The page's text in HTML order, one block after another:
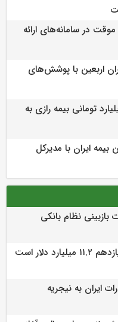
در سامانه‌های ارائه
اربعین با پوشش‌های
خسارت ۵۰۰ میلیارد تومانی بیمه رازی به
ایران با مدیرکل
نظام بانکی
دلار است